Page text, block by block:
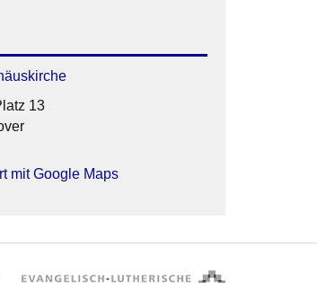
13
mit Google Maps